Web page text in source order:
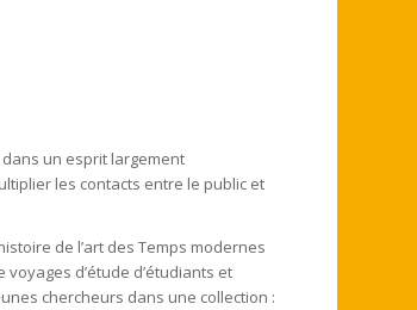
un esprit largement
les contacts entre le public et
de l’art des Temps modernes
d’étude d’étudiants et
chercheurs dans une collection :